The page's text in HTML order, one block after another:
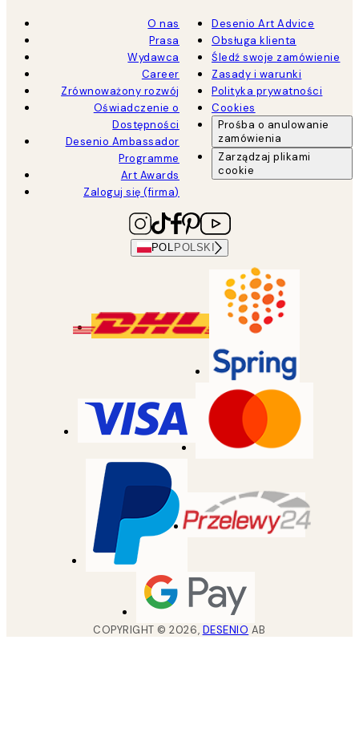
O nas
Prasa
Wydawca
Career
Zrównoważony rozwój
Oświadczenie o
Dostępności
Desenio Ambassador
Programme
Art Awards
Zaloguj się (firma)
Desenio Art Advice
Obsługa klienta
Śledź swoje zamówienie
Zasady i warunki
Polityka prywatności
Cookies
Prośba o anulowanie
zamówienia
Zarządzaj plikami
cookie
POL POLSKI
COPYRIGHT ©2026, DESENIO AB